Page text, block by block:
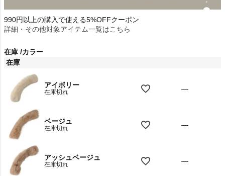
990円以上の購入で使える5%OFFクーポン
詳細・その他対象アイテム一覧はこちら
在庫 カラー
在庫
アイボリー
在庫切れ —
ベージュ
在庫切れ —
アッシュベージュ
在庫切れ —